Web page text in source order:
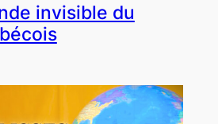
invisible du